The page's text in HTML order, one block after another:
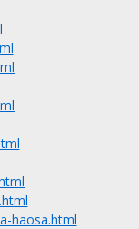
haosa.html